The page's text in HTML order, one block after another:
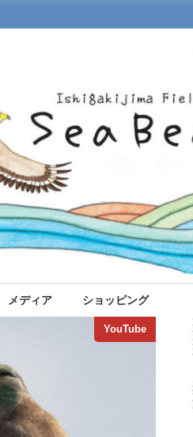
メディア ショッピング
YouTube